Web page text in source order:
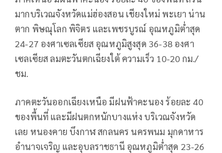
มากบริเวณจังหวัดแม่ฮ่องสอน เชียงใหม่ พะเยา น่าน
ตาก พิษณุโลก พิจิตร และเพชรบูรณ์ อุณหภูมิต่ำสุด
24-27 องศาเซลเซียส อุณหภูมิสูงสุด 36-38 องศา
เซลเซียส ลมตะวันตกเฉียงใต้ ความเร็ว 10-20 กม./
ชม.
ภาคตะวันออกเฉียงเหนือ มีฝนฟ้าคะนอง ร้อยละ 40
ของพื้นที่ และมีฝนตกหนักบางแห่ง บริเวณจังหวัด
เลย หนองคาย บึงกาฬ สกลนคร นครพนม มุกดาหาร
อำนาจเจริญ และอุบลราชธานี อุณหภูมิต่ำสุด 23-26